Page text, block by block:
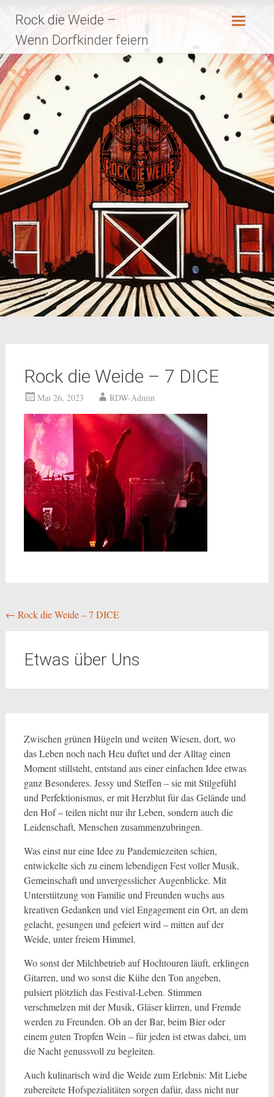
Inhalt
springen
Rock die Weide –
Wenn Dorfkinder feiern
Rock die Weide – 7 DICE
Mai 26, 2023 RDW-Admin
Beitragsnavigation
← Rock die Weide – 7 DICE
Etwas über Uns
Zwischen grünen Hügeln und weiten Wiesen, dort, wo
das Leben noch nach Heu duftet und der Alltag einen
Moment stillsteht, entstand aus einer einfachen Idee etwas
ganz Besonderes. Jessy und Steffen – sie mit Stilgefühl
und Perfektionismus, er mit Herzblut für das Gelände und
den Hof – teilen nicht nur ihr Leben, sondern auch die
Leidenschaft, Menschen zusammenzubringen.
Was einst nur eine Idee zu Pandemiezeiten schien,
entwickelte sich zu einem lebendigen Fest voller Musik,
Gemeinschaft und unvergesslicher Augenblicke. Mit
Unterstützung von Familie und Freunden wuchs aus
kreativen Gedanken und viel Engagement ein Ort, an dem
gelacht, gesungen und gefeiert wird – mitten auf der
Weide, unter freiem Himmel.
Wo sonst der Milchbetrieb auf Hochtouren läuft, erklingen
Gitarren, und wo sonst die Kühe den Ton angeben,
pulsiert plötzlich das Festival-Leben. Stimmen
verschmelzen mit der Musik, Gläser klirren, und Fremde
werden zu Freunden. Ob an der Bar, beim Bier oder
einem guten Tropfen Wein – für jeden ist etwas dabei, um
die Nacht genussvoll zu begleiten.
Auch kulinarisch wird die Weide zum Erlebnis: Mit Liebe
zubereitete Hofspezialitäten sorgen dafür, dass nicht nur